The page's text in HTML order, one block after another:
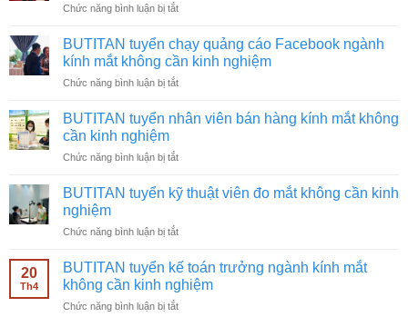
Chức năng bình luận bị tắtở
tuyển
quay
video
ngành
mắt
kinh
BUTITAN tuyển chạy quảng cáo Facebook ngành
kính mắt không cần kinh nghiệm
Chức năng bình luận bị tắtở
tuyển
cáo
ngành
không
kinh
nghiệm
BUTITAN tuyển nhân viên bán hàng kính mắt không
cần kinh nghiệm
Chức năng bình luận bị tắtở
tuyển
nhân
bán
kính
mắt
không
cần
BUTITAN tuyển kỹ thuật viên đo mắt không cần kinh
nghiệm
Chức năng bình luận bị tắtở
tuyển
kỹ
thuật
viên
20
Th4
BUTITAN tuyển kế toán trưởng ngành kính mắt
không cần kinh nghiệm
Chức năng bình luận bị tắtở